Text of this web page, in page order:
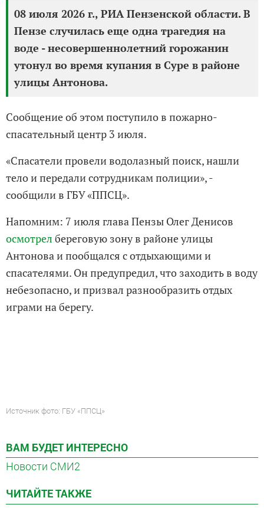
08 июля 2026 г., РИА Пензенской области. В
Пензе случилась еще одна трагедия на
воде - несовершеннолетний горожанин
утонул во время купания в Суре в районе
улицы Антонова.
Сообщение об этом поступило в пожарно-
спасательный центр 3 июля.
«Спасатели провели водолазный поиск, нашли
тело и передали сотрудникам полиции», -
сообщили в ГБУ «ППСЦ».
Напомним: 7 июля глава Пензы Олег Денисов
осмотрел береговую зону в районе улицы
Антонова и пообщался с отдыхающими и
спасателями. Он предупредил, что заходить в воду
небезопасно, и призвал разнообразить отдых
играми на берегу.
Источник фото: ГБУ «ППСЦ»
ВАМ БУДЕТ ИНТЕРЕСНО
Новости СМИ2
ЧИТАЙТЕ ТАКЖЕ